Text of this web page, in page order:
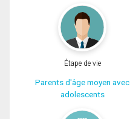
Étape de vie
Parents d'âge moyen avec
adolescents